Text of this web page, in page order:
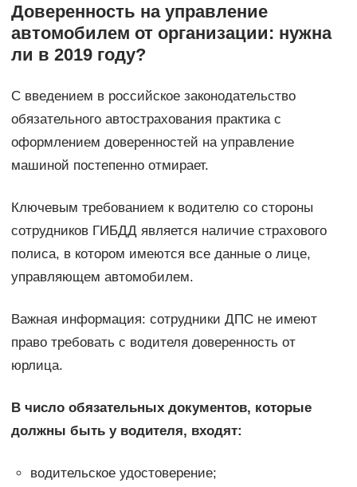
Доверенность на управление
автомобилем от организации: нужна
ли в 2019 году?
С введением в российское законодательство
обязательного автострахования практика с
оформлением доверенностей на управление
машиной постепенно отмирает.
Ключевым требованием к водителю со стороны
сотрудников ГИБДД является наличие страхового
полиса, в котором имеются все данные о лице,
управляющем автомобилем.
Важная информация: сотрудники ДПС не имеют
право требовать с водителя доверенность от
юрлица.
В число обязательных документов, которые
должны быть у водителя, входят:
водительское удостоверение;